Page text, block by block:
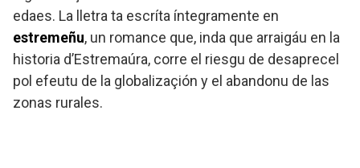
edaes. La lletra ta escríta íntegramente en
estremeñu, un romance que, inda que arraigáu en la
historia d’Estremaúra, corre el riesgu de desaprecel
pol efeutu de la globalizaçión y el abandonu de las
zonas rurales.